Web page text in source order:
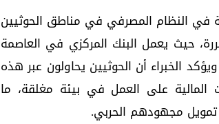
في النظام المصرفي في مناطق الحوثيين
حيث يعمل البنك المركزي في العاصمة
الخبراء أن الحوثيين يحاولون عبر هذه
على العمل في بيئة مغلقة، ما
مجهودهم الحربي.